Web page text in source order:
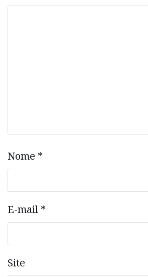
Nome *
E-mail *
Site